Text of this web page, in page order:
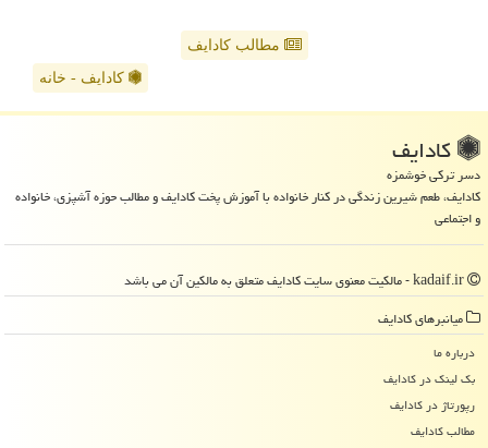
مطالب کادایف
کادایف - خانه
كادایف
دسر ترکی خوشمزه
کادایف، طعم شیرین زندگی در کنار خانواده با آموزش پخت کادایف و مطالب حوزه آشپزی، خانواده
و اجتماعی
میانبرهای كادایف
درباره ما
بک لینک در كادایف
رپورتاژ در كادایف
مطالب كادایف